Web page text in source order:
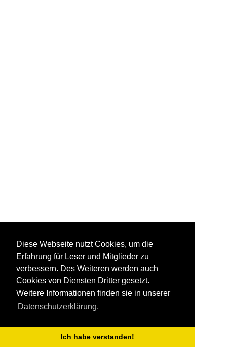
Diese Webseite nutzt Cookies, um die
Erfahrung für Leser und Mitglieder zu
verbessern. Des Weiteren werden auch
Cookies von Diensten Dritter gesetzt.
Weitere Informationen finden sie in unserer
Datenschutzerklärung.
Ich habe verstanden!